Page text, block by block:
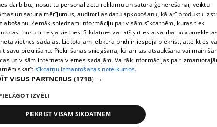
TВ-программа
Условия договора
360 Ziņu kontakti
Helio Media
Служба помощи портала: э-почта -
All rights reserved.
darbību., nosūtītu personalizētu reklāmu un satura ģenerēšanai, veiktu
un satura mērījumus, auditorijas datu apkopošanu, kā arī produktu
Zemāk sniedzam informāciju par visām sīkdatnēm, kuras tiek
mūsu tīmekļa vietnēs. Sīkdatnes var atšķirties atkarībā no
vietnes sadaļas. Lietotājam jebkurā brīdī ir iespēja piekrist, atteikties
savu piekrišanu. Piekrišanas sniegšana, kā arī tās atsaukšana vai
uz visām interneta vietnes sadaļām. Vairāk informācijas par
skatīt sīkdatņu izmantošanas noteikumos.
VISUS PARTNERUS (1718) →
IZVĒLI
PIEKRIST VISĀM SĪKDATNĒM